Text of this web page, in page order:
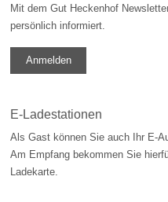
Mit dem Gut Heckenhof
persönlich informiert.
Anmelden
E-Ladestationen
Als Gast können Sie auch Ihr E-
Am Empfang bekommen Sie
Ladekarte.